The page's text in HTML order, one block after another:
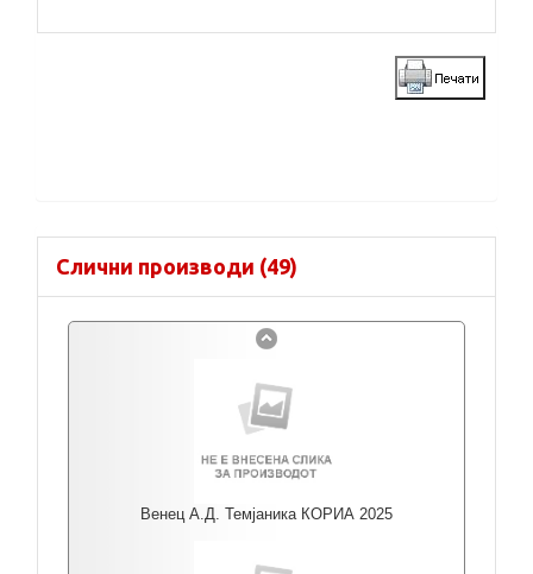
Слични производи (49)
Венец А.Д. Темјаника КОРИА 2025